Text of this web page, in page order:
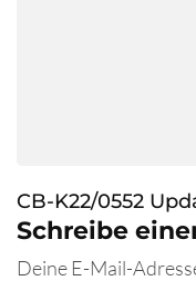
CB-K22/0552
Schreibe
Deine E-Mail-